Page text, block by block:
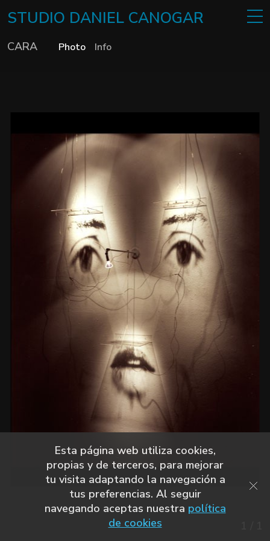
STUDIO DANIEL CANOGAR
CARA Photo Info
Esta página web utiliza cookies,
propias y de terceros, para mejorar
tu visita adaptando la navegación a
tus preferencias. Al seguir
navegando aceptas nuestra política
de cookies